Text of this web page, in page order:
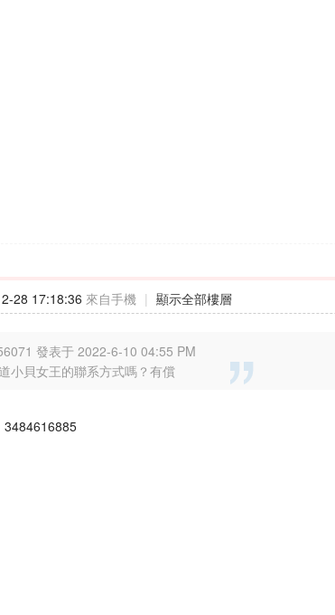
28 17:18:36 來自手機 | 顯示全部樓層
發表于 2022-6-10 04:55 PM
小貝女王的聯系方式嗎？有償
3484616885